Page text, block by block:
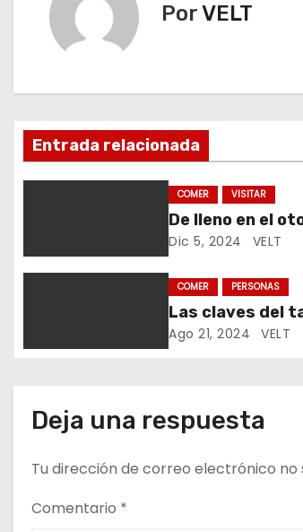
a
c
i
n
n
r
a
PorVELT
Entrada relacionada
COMER VISITAR
De lleno en el
Dic 5, 2024 VELT
COMER PERSONAS
Las claves del
Ago 21, 2024 VELT
Deja una respuesta
Tu dirección de correo electrónico no
Comentario *